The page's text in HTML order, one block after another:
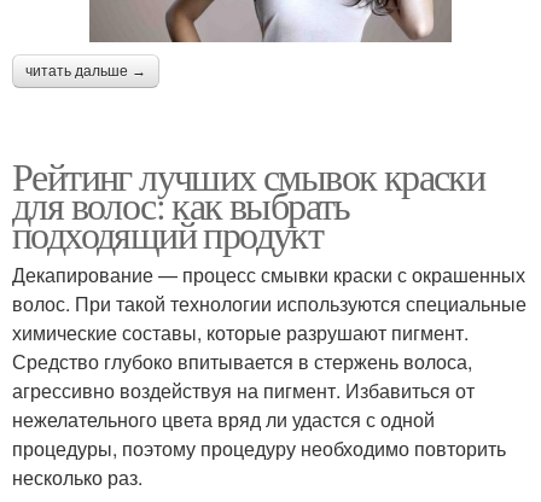
читать дальше →
Рейтинг лучших смывок краски
для волос: как выбрать
подходящий продукт
Декапирование — процесс смывки краски с окрашенных
волос. При такой технологии используются специальные
химические составы, которые разрушают пигмент.
Средство глубоко впитывается в стержень волоса,
агрессивно воздействуя на пигмент. Избавиться от
нежелательного цвета вряд ли удастся с одной
процедуры, поэтому процедуру необходимо повторить
несколько раз.